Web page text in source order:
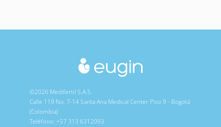
©2026 Medifertil S.A.S.
Calle 119 No. 7-14 Santa Ana Medical Center Piso 9 - Bogotá
(Colombia)
Teléfono: +57 313 6312093